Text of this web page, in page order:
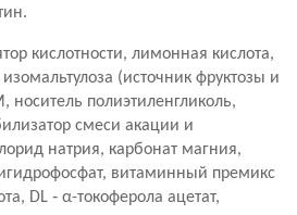
кислотности, лимонная кислота,
(источник фруктозы и
носитель полиэтиленгликоль,
смеси акации и
натрия, карбонат магния,
витаминный премикс
DL ‑ α-токоферола ацетат,